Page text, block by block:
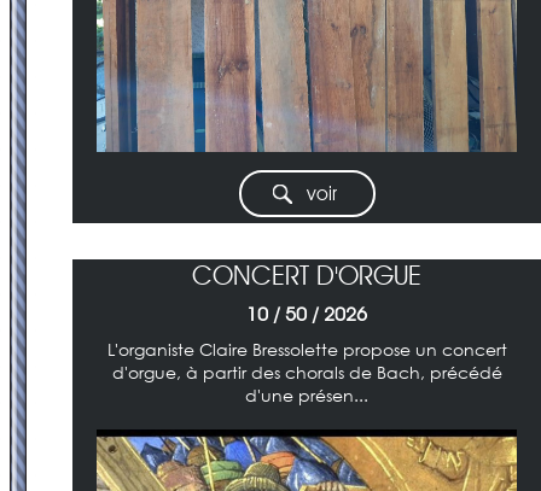
voir
CONCERT D'ORGUE
10 / 50 / 2026
L'organiste Claire Bressolette propose un concert
d'orgue, à partir des chorals de Bach, précédé
d'une présen...